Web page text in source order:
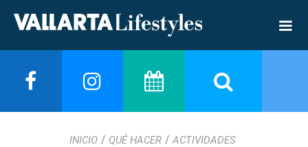
INICIO / QUÉ HACER / ACTIVIDADES